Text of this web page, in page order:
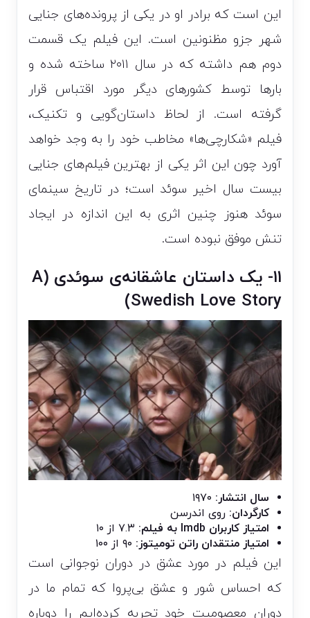
این است که برادر او در یکی از پرونده‌های جنایی
شهر جزو مظنونین است. این فیلم یک قسمت
دوم هم داشته که در سال ۲۰۱۱ ساخته شده و
بارها توسط کشور‌های دیگر مورد اقتباس قرار
گرفته است. از لحاظ داستان‌گویی و تکنیک،
فیلم «شکارچی‌ها» مخاطب خود را به وجد خواهد
آورد چون این اثر یکی از بهترین فیلم‌های جنایی
بیست سال اخیر سوئد است؛ در تاریخ سینمای
سوئد هنوز چنین اثری به این اندازه در ایجاد
تنش موفق نبوده است.
۱۱- یک داستان عاشقانه‌ی سوئدی (A
Swedish Love Story)
سال انتشار:
کارگردان: روی اندرسن
امتیاز کاربران Imdb به فیلم:
امتیاز منتقدان راتن تومیتوز:
این فیلم در مورد عشق در دوران نوجوانی است
که احساس شور و عشق بی‌پروا که تمام ما در
دوران معصومیت خود تجربه کرده‌ایم را دوباره